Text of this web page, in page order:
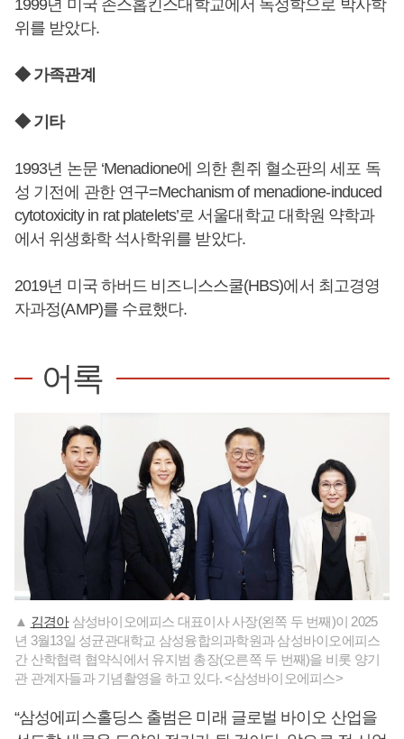
1999년 미국 존스홉킨스대학교에서 독성학으로 박사학
위를 받았다.
◆ 가족관계
◆ 기타
1993년 논문 ‘Menadione에 의한 흰쥐 혈소판의 세포 독
성 기전에 관한 연구=Mechanism of menadione-induced
cytotoxicity in rat platelets’로 서울대학교 대학원 약학과
에서 위생화학 석사학위를 받았다.
2019년 미국 하버드 비즈니스스쿨(HBS)에서 최고경영
자과정(AMP)를 수료했다.
어록
▲ 김경아삼성바이오에피스 대표이사 사장(왼쪽 두 번째)이 2025
년 3월13일 성균관대학교 삼성융합의과학원과 삼성바이오에피스
간 산학협력 협약식에서 유지범 총장(오른쪽 두 번째)을 비롯 양기
관 관계자들과 기념촬영을 하고 있다. <삼성바이오에피스>
“삼성에피스홀딩스 출범은 미래 글로벌 바이오 산업을